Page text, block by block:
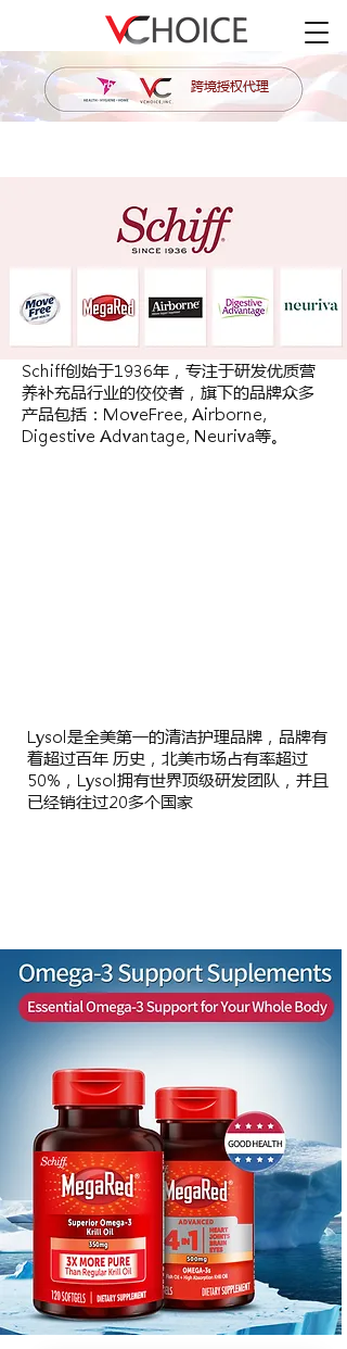
跨境授权代理
Schiff创始于1936年，专注于研发优质营
养补充品行业的佼佼者，旗下的品牌众多
产品包括：MoveFree, Airborne,
Digestive Advantage, Neuriva等。
Lysol是全美第一的清洁护理品牌，品牌有
着超过百年 历史，北美市场占有率超过
50%，Lysol拥有世界顶级研发团队，并且
已经销往过20多个国家